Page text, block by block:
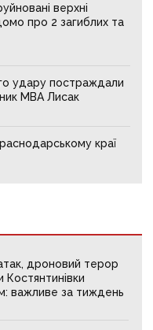
верхні
про 2 загиблих та
удару постраждали
МВА Лисак
краї
дроновий терор
важливе за тиждень